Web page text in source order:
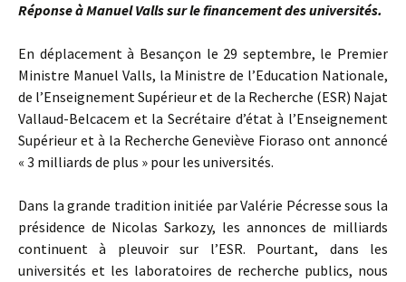
Réponse à Manuel Valls sur le financement des universités.
En déplacement à Besançon le 29 septembre, le Premier
Ministre Manuel Valls, la Ministre de l’Education Nationale,
de l’Enseignement Supérieur et de la Recherche (ESR) Najat
Vallaud-Belcacem et la Secrétaire d’état à l’Enseignement
Supérieur et à la Recherche Geneviève Fioraso ont annoncé
« 3 milliards de plus » pour les universités.
Dans la grande tradition initiée par Valérie Pécresse sous la
présidence de Nicolas Sarkozy, les annonces de milliards
continuent à pleuvoir sur l’ESR. Pourtant, dans les
universités et les laboratoires de recherche publics, nous